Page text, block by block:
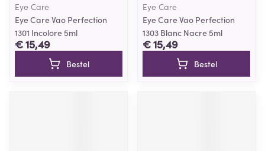
Eye Care
Eye Care Vao Perfection
1301 Incolore 5ml
€ 15,49
Bestel
Eye Care
Eye Care Vao Perfection
1303 Blanc Nacre 5ml
€ 15,49
Bestel